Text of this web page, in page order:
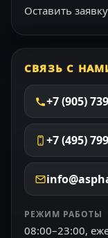
Оставить заявку
СВЯЗЬ С
+7 (905)
+7 (495)
РЕЖИМ РАБОТЫ
08:00–23:00,